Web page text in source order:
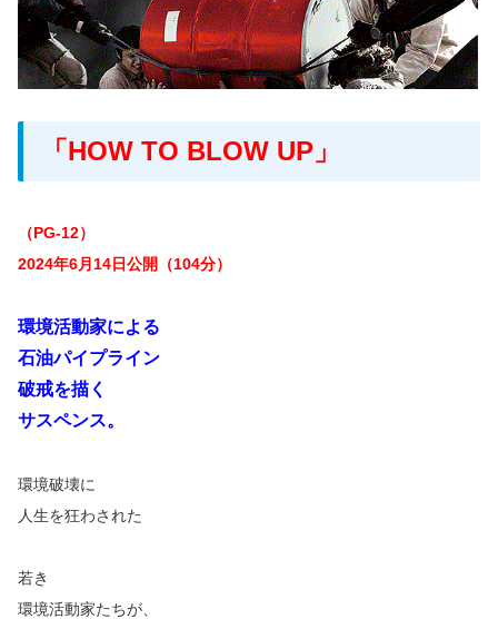
「HOW TO BLOW UP」
（PG-12）
2024年6月14日公開（104分）
環境活動家による
石油パイプライン
破戒を描く
サスペンス。
環境破壊に
人生を狂わされた
若き
環境活動家たちが、